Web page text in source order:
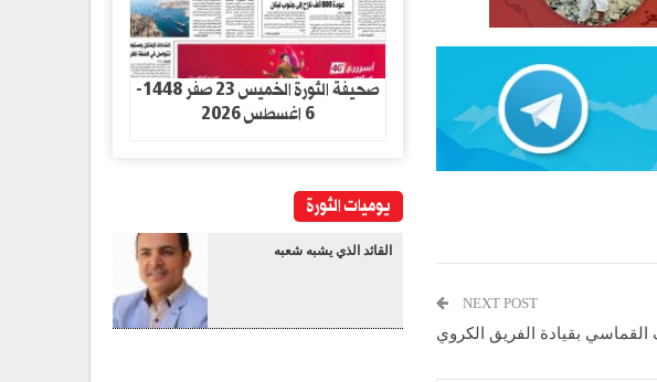
NEXT POST
القماسي بقيادة الفريق الكروي
صحيفة الثورة الخميس 23 صفر 1448-
6 اغسطس 2026
يوميات الثورة
القائد الذي يشبه شعبه